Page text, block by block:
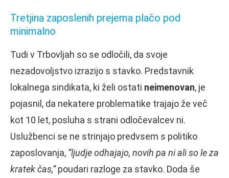
Tretjina zaposlenih prejema plačo pod
minimalno
Tudi v Trbovljah so se odločili, da svoje
nezadovoljstvo izrazijo s stavko. Predstavnik
lokalnega sindikata, ki želi ostati neimenovan, je
pojasnil, da nekatere problematike trajajo že več
kot 10 let, posluha s strani odločevalcev ni.
Uslužbenci se ne strinjajo predvsem s politiko
zaposlovanja, “ljudje odhajajo, novih pa ni ali so le za
kratek čas,”poudari razloge za stavko. Doda še